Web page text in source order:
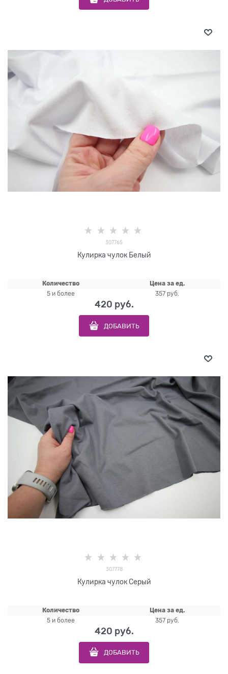
307765
Кулирка чулок Белый
Количество
Цена за ед.
5 и более
357 руб.
420 руб.
ДОБАВИТЬ
307778
Кулирка чулок Серый
Количество
Цена за ед.
5 и более
357 руб.
420 руб.
ДОБАВИТЬ